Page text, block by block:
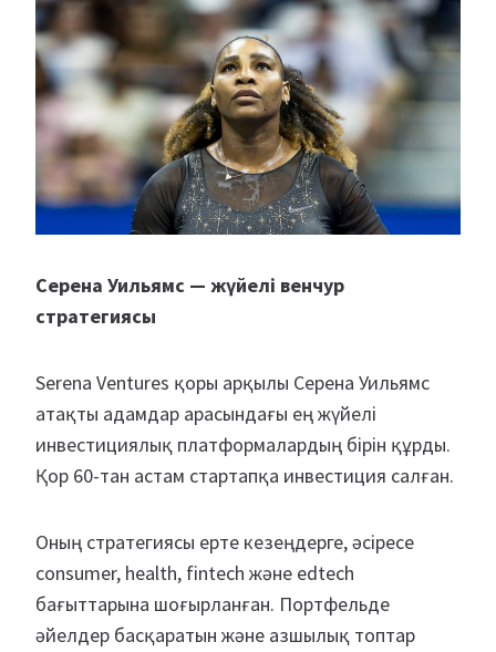
Серена Уильямс — жүйелі венчур
стратегиясы
Serena Ventures қоры арқылы Серена Уильямс
атақты адамдар арасындағы ең жүйелі
инвестициялық платформалардың бірін құрды.
Қор 60-тан астам стартапқа инвестиция салған.
Оның стратегиясы ерте кезеңдерге, әсіресе
consumer, health, fintech және edtech
бағыттарына шоғырланған. Портфельде
әйелдер басқаратын және азшылық топтар